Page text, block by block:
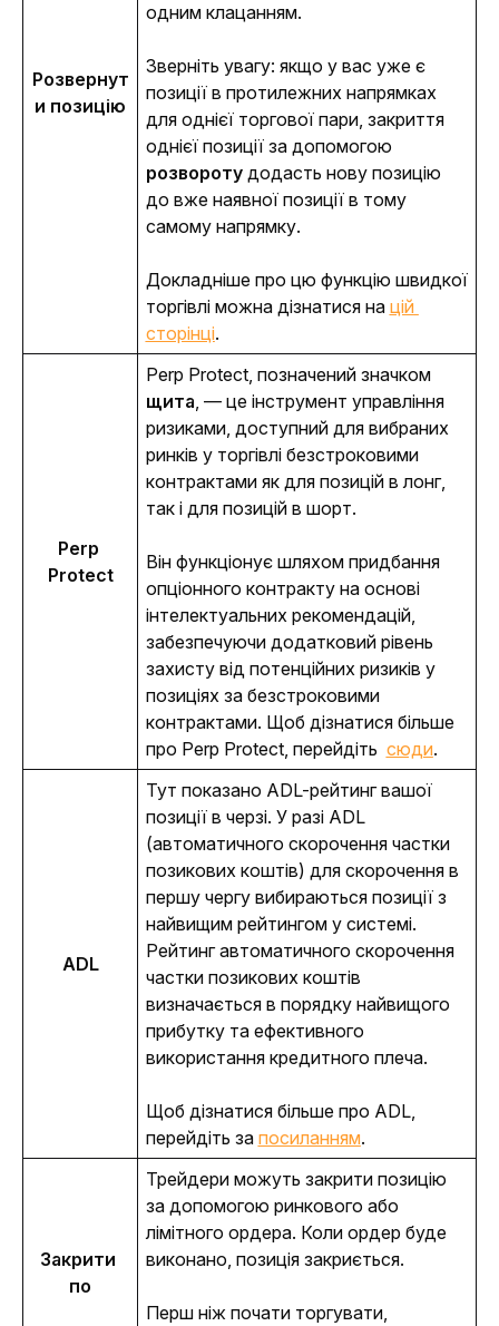
Розвернут
и позицію
одним клацанням.
Зверніть увагу: якщо у вас уже є
позиції в протилежних напрямках
для однієї торгової пари, закриття
розвороту додасть нову позицію
до вже наявної позиції в тому
самому напрямку.
Докладніше про цю функцію швидкої
торгівлі можна дізнатися на цій
сторінці.
Perp
Protect
Perp Protect, позначений значком
щита, — це інструмент управління
ризиками, доступний для вибраних
ринків у торгівлі безстроковими
контрактами як для позицій в лонг,
так і для позицій в шорт.
Він функціонує шляхом придбання
опціонного контракту на основі
інтелектуальних рекомендацій,
забезпечуючи додатковий рівень
захисту від потенційних ризиків у
позиціях за безстроковими
контрактами. Щоб дізнатися більше
про Perp Protect, перейдіть сюди.
ADL
Тут показано ADL-рейтинг вашої
позиції в черзі. У разі ADL
(автоматичного скорочення частки
позикових коштів) для скорочення в
першу чергу вибираються позиції з
найвищим рейтингом у системі.
Рейтинг автоматичного скорочення
частки позикових коштів
визначається в порядку найвищого
прибутку та ефективного
використання кредитного плеча.
Щоб дізнатися більше про ADL,
перейдіть за посиланням.
Закрити
по
Трейдери можуть закрити позицію
за допомогою ринкового або
лімітного ордера. Коли ордер буде
виконано, позиція закриється.
Перш ніж почати торгувати,